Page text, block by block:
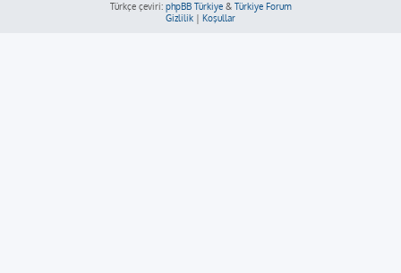
Türkçe çeviri: phpBB Türkiye& Türkiye Forum
Gizlilik | Koşullar